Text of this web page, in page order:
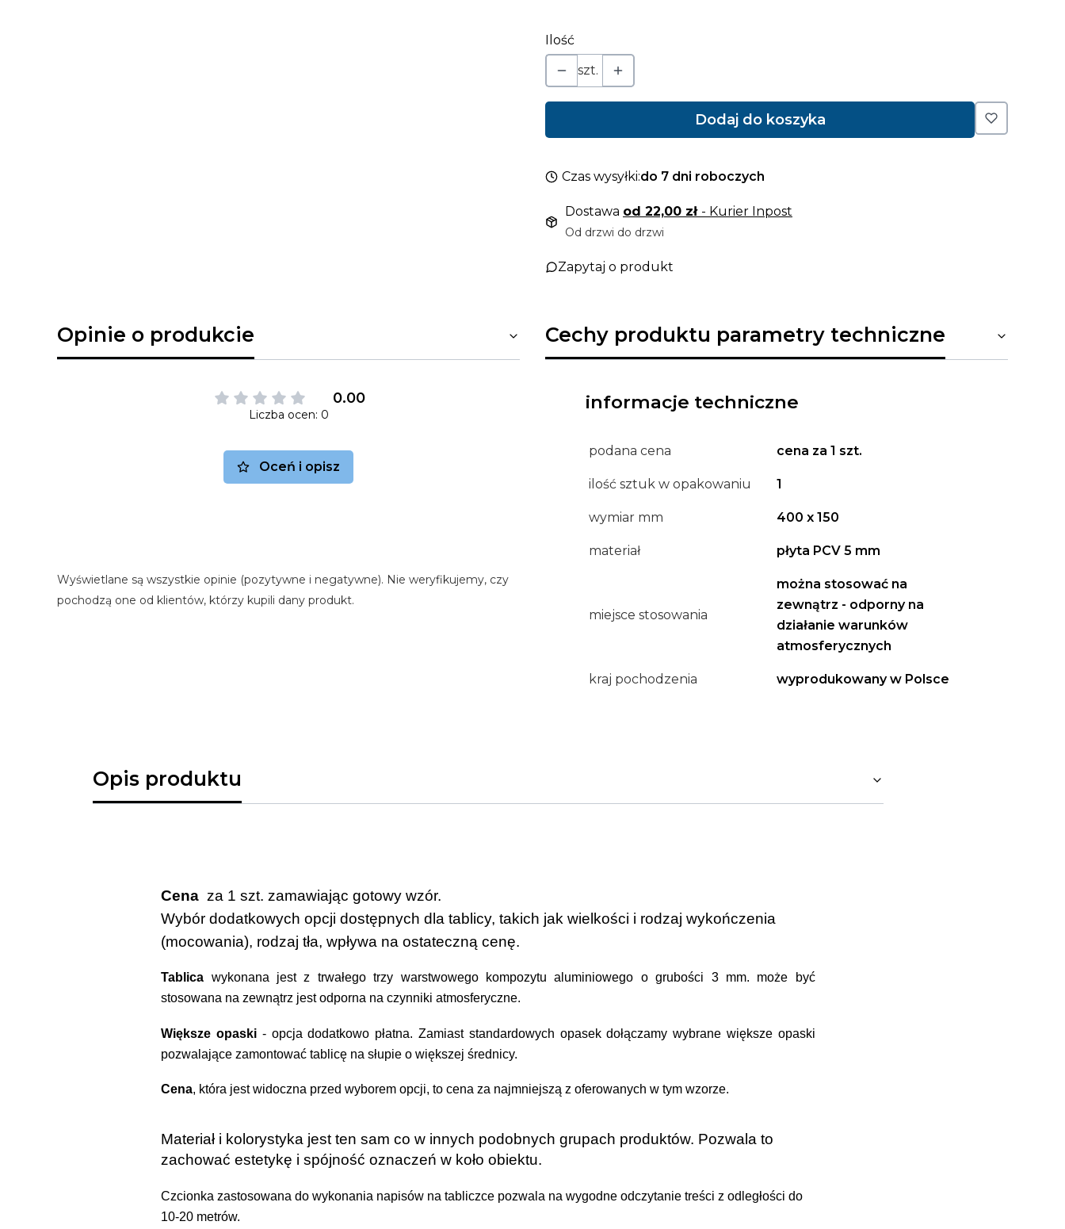
Ilość
szt.
Dodaj do koszyka
Czas wysyłki:do 7 dni roboczych
Dostawa od 22,00 zł - Kurier Inpost
Od drzwi do drzwi
Zapytaj o produkt
Opinie o produkcie
0.00
Liczba ocen: 0
Oceń i opisz
Wyświetlane są wszystkie opinie (pozytywne i negatywne). Nie weryfikujemy, czy
pochodzą one od klientów, którzy kupili dany produkt.
Cechy produktu parametry techniczne
informacje techniczne
podana cena cena za 1 szt.
ilość sztuk w opakowaniu 1
wymiar mm 400 x 150
materiał płyta PCV 5 mm
miejsce stosowania
można stosować na
zewnątrz - odporny na
działanie warunków
atmosferycznych
kraj pochodzenia wyprodukowany w Polsce
Opis produktu
Cena za 1 szt. zamawiając gotowy wzór.
Wybór dodatkowych opcji dostępnych dla tablicy, takich jak wielkości i rodzaj wykończenia
(mocowania), rodzaj tła, wpływa na ostateczną cenę.
Tablica wykonana jest z trwałego trzy warstwowego kompozytu aluminiowego o grubości 3 mm. może być
stosowana na zewnątrz jest odporna na czynniki atmosferyczne.
Większe opaski- opcja dodatkowo płatna. Zamiast standardowych opasek dołączamy wybrane większe opaski
pozwalające zamontować tablicę na słupie o większej średnicy.
Cena, która jest widoczna przed wyborem opcji, to cena za najmniejszą z oferowanych w tym wzorze.
Materiał i kolorystyka jest ten sam co w innych podobnych grupach produktów. Pozwala to
zachować estetykę i spójność oznaczeń w koło obiektu.
Czcionka zastosowana do wykonania napisów na tabliczce pozwala na wygodne odczytanie treści z odległości do
10-20 metrów.